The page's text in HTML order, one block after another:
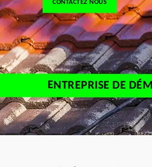
CONTACTEZ NOUS
ENTREPRISE DE